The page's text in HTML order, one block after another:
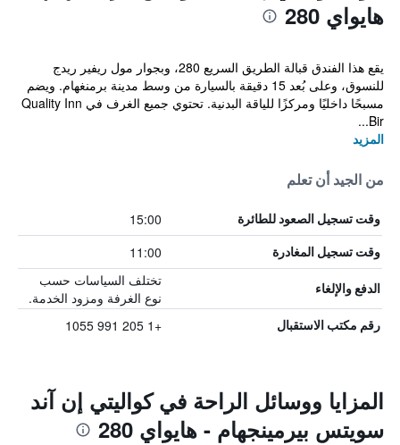
هايواي 280
يقع هذا الفندق قبالة الطريق السريع 280، وبجوار مول ريفير ريدج
للنسوق، وعلى بُعد 15 دقيقة بالسيارة من وسط مدينة برمنغهام. ويضم
مسبحًا داخليًا ومركزًا للياقة البدنية. تحتوي جميع الغرف في Quality Inn
Bir...
المزيد
من الجيد أن تعلم
وقت تسجيل الصعود للطائرة 15:00
وقت تسجيل المغادرة 11:00
الدفع والإلغاء
تختلف السياسات حسب
نوع الغرفة ومزود الخدمة.
رقم مكتب الاستقبال +1 205 991 1055
المزايا ووسائل الراحة في كواليتي إن آند
سويتس بيرمينجهام - هايواي 280